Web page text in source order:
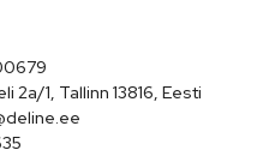
2a/1, Tallinn 13816, Eesti